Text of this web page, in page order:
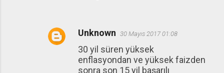
Unknown 30 Mayıs 2017 01:08
30 yil süren yüksek
enflasyondan ve yüksek faizden
sonra son 15 yil başarılı